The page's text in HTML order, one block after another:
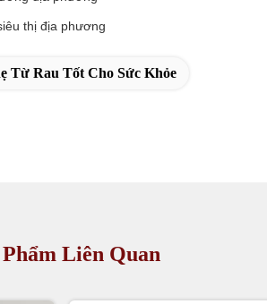
thị địa phương
Từ Rau Tốt Cho Sức Khỏe
Phẩm Liên Quan